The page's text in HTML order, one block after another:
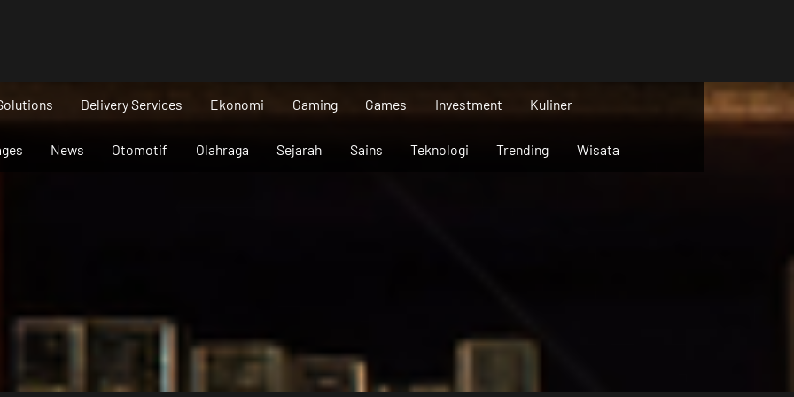
Delivery Services Ekonomi Gaming Games Investment Kuliner
News Otomotif Olahraga Sejarah Sains Teknologi Trending Wisata